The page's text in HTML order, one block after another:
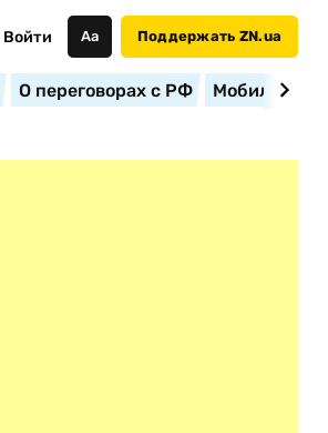
Войти Аа Поддержать ZN.ua
О переговорах с РФ